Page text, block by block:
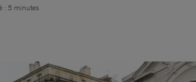
: 5 minutes